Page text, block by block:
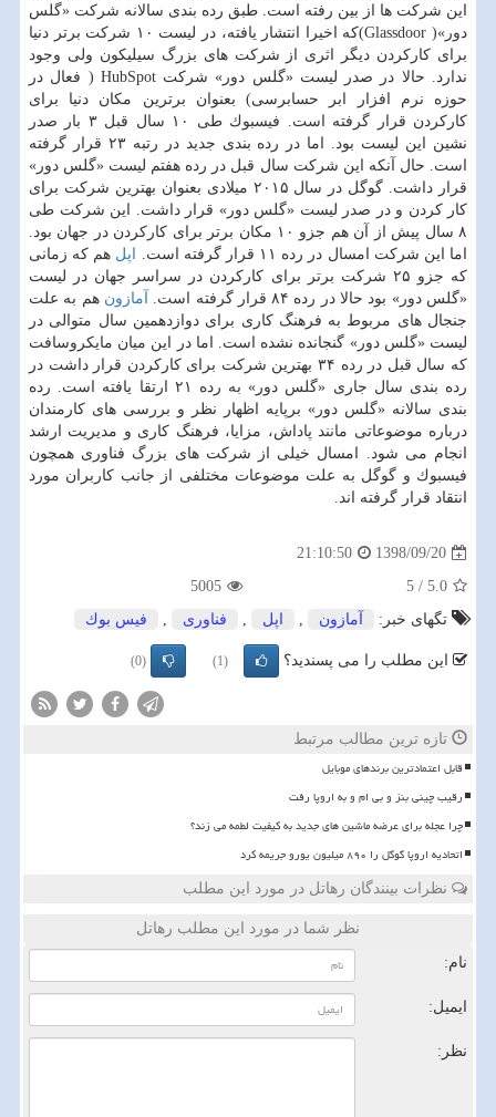
این شركت ها از بین رفته است. طبق رده بندی سالانه شركت «گلس
دور»( Glassdoor)كه اخیرا انتشار یافته، در لیست ۱۰ شركت برتر دنیا
برای كاركردن دیگر اثری از شركت های بزرگ سیلیكون ولی وجود
ندارد. حالا در صدر لیست «گلس دور» شركت HubSpot ( فعال در
حوزه نرم افزار ابر حسابرسی) بعنوان برترین مكان دنیا برای
كاركردن قرار گرفته است. فیسبوك طی ۱۰ سال قبل ۳ بار صدر
نشین این لیست بود. اما در رده بندی جدید در رتبه ۲۳ قرار گرفته
است. حال آنكه این شركت سال قبل در رده هفتم لیست «گلس دور»
قرار داشت. گوگل در سال ۲۰۱۵ میلادی بعنوان بهترین شركت برای
كار كردن و در صدر لیست «گلس دور» قرار داشت. این شركت طی
۸ سال پیش از آن هم جزو ۱۰ مكان برتر برای كاركردن در جهان بود.
اما این شركت امسال در رده ۱۱ قرار گرفته است.
اپل هم كه زمانی
كه جزو ۲۵ شركت برتر برای كاركردن در سراسر جهان در لیست
«گلس دور» بود حالا در رده ۸۴ قرار گرفته است.
آمازون هم به علت
جنجال های مربوط به فرهنگ كاری برای دوازدهمین سال متوالی در
لیست «گلس دور» گنجانده نشده است. اما در این میان مایكروسافت
كه سال قبل در رده ۳۴ بهترین شركت برای كاركردن قرار داشت در
رده بندی سال جاری «گلس دور» به رده ۲۱ ارتقا یافته است. رده
بندی سالانه «گلس دور» برپایه اظهار نظر و بررسی های كارمندان
درباره موضوعاتی مانند پاداش، مزایا، فرهنگ كاری و مدیریت ارشد
انجام می شود. امسال خیلی از شركت های بزرگ فناوری همچون
فیسبوك و گوگل به علت موضوعات مختلفی از جانب كاربران مورد
انتقاد قرار گرفته اند.
1398/09/20
21:10:50
5.0
/
5
5005
تگهای خبر:
آمازون , اپل , فناوری , فیس بوك
این مطلب را می پسندید؟ (1)
(0)
تازه ترین مطالب مرتبط
قابل اعتمادترین برندهای موبایل
رقیب چینی بنز و بی ام و به اروپا رفت
چرا عجله برای عرضه ماشین های جدید به کیفیت لطمه می زند؟
اتحادیه اروپا گوگل را ۸۹۰ میلیون یورو جریمه کرد
نظرات بینندگان رهاتل در مورد این مطلب
نظر شما در مورد این مطلب رهاتل
نام:
ایمیل:
نظر: